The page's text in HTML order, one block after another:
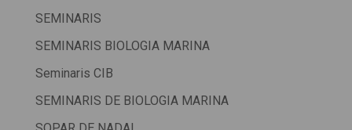
SEMINARIS
SEMINARIS BIOLOGIA MARINA
Seminaris CIB
SEMINARIS DE BIOLOGIA MARINA